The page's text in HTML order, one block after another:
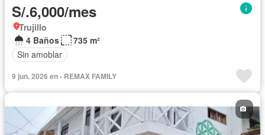
S/.6,000/mes
Trujillo
4 Baños
735 m²
Sin amoblar
9 jun. 2026 en - REMAX FAMILY